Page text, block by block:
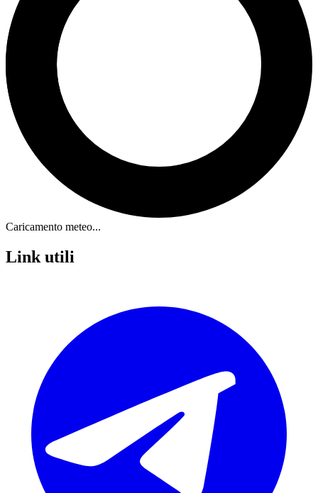
Caricamento meteo...
Link utili